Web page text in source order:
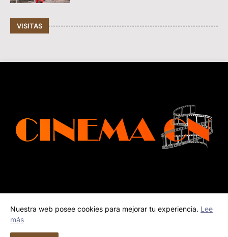
VISITAS
© Copyright 2026 Cinema Cn | Todos los derechos
Contacto
Nuestra web posee cookies para mejorar tu experiencia. Lee
más